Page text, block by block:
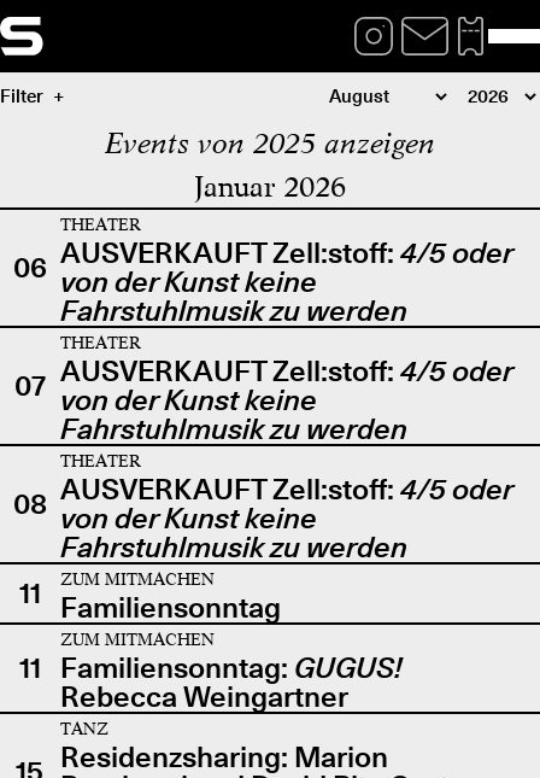
Filter
Events von 2025 anzeigen
Januar 2026
06
THEATER
AUSVERKAUFT Zell:stoff: 4/5 oder
von der Kunst keine
Fahrstuhlmusik zu werden
07
THEATER
AUSVERKAUFT Zell:stoff: 4/5 oder
von der Kunst keine
Fahrstuhlmusik zu werden
08
THEATER
AUSVERKAUFT Zell:stoff: 4/5 oder
von der Kunst keine
Fahrstuhlmusik zu werden
11
ZUM MITMACHEN
Familiensonntag
11
ZUM MITMACHEN
Familiensonntag: GUGUS!
Rebecca Weingartner
TANZ
Residenzsharing: Marion